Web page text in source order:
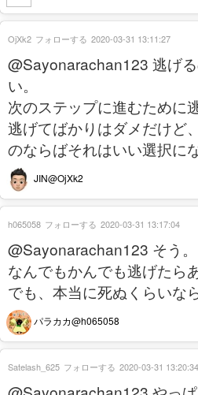
@Sayonarachan123 逃げ
い。
次のステップに進むために
逃げてばかりはダメだけど
のならばそれはいい選択に
JIN@OjXk2
OjXk2 フォローする 2020-03-31 13:11:27
@Sayonarachan123 そう。
なんでもかんでも逃げたら
でも、本当に死ぬくらいな
パラカカ@h065058
h065058 フォローする 2020-03-31 13:17:04
Satelash_625 フォローする 2020-03-31 13:20:34